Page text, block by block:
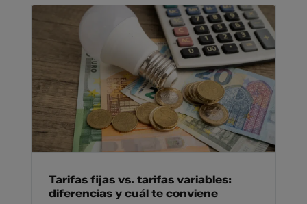
Tarifas fijas vs. tarifas variables:
diferencias y cuál te conviene